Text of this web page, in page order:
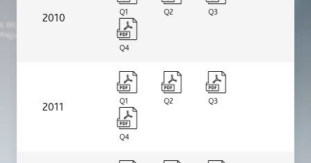
2010 Q1 Q2 Q3
Q4
2011 Q1 Q2 Q3
Q4